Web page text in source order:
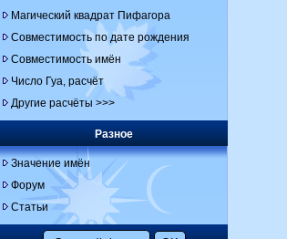
Магический квадрат Пифагора
Совместимость по дате рождения
Совместимость имён
Число Гуа, расчёт
Другие расчёты >>>
Разное
Значение имён
Форум
Статьи